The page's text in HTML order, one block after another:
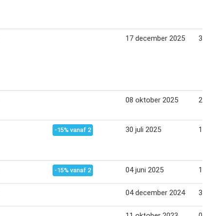
17 december 2025 31
08 oktober 2025 21
-15% vanaf 2 30 juli 2025 12
-15% vanaf 2 04 juni 2025 17
04 december 2024 31